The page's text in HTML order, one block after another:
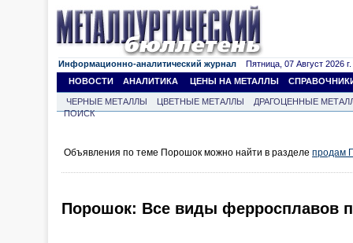
Информационно-аналитический журнал Пятница, 07 Август 2026 г.
НОВОСТИ
АНАЛИТИКА ЦЕНЫ НА МЕТАЛЛЫ
ЧЕРНЫЕ МЕТАЛЛЫ ЦВЕТНЫЕ МЕТАЛЛЫ
ДРАГОЦЕННЫЕ
ПОИСК
Объявления по теме Порошок можно найти в разделе продам
Порошок: Все виды ферросплавов